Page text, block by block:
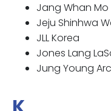
Jang Whan
Jeju Shinhwa
JLL Korea
Jones Lang
Jung Young